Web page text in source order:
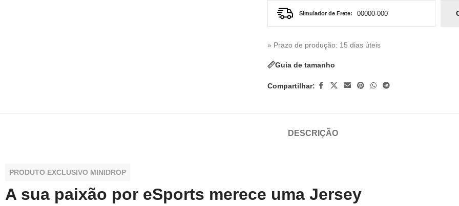
Simulador de Frete:
» Prazo de produção: 15 dias úteis
Guia de tamanho
Compartilhar:
DESCRIÇÃO
PRODUTO EXCLUSIVO MINIDROP
A sua paixão por eSports merece uma Jersey